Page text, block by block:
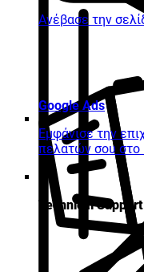
Ανέβασε την
Google Ads
Εμφάνισε την
πελατών σου στο
Technical Support